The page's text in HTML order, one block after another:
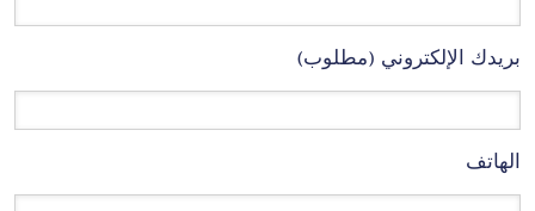
بريدك الإلكتروني (مطلوب)
الهاتف